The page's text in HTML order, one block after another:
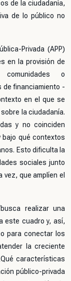
de la ciudadanía,
de lo público no
Privada (APP)
en la provisión de
o
de financiamiento -
en el que se
la ciudadanía.
y no coinciden
qué contextos
Esto dificulta la
sociales junto
que amplíen el
realizar una
este cuadro y, así,
para conectar los
la creciente
características
público-privada